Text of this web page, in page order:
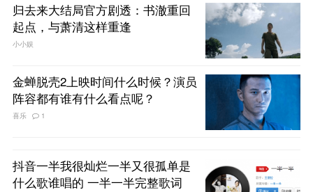
归去来大结局官方剧透：书澈重回
起点，与萧清这样重逢
小小娱
金蝉脱壳2上映时间什么时候？演员
阵容都有谁有什么看点呢？
喜乐 1
抖音一半我很灿烂一半又很孤单是
什么歌谁唱的 一半一半完整歌词